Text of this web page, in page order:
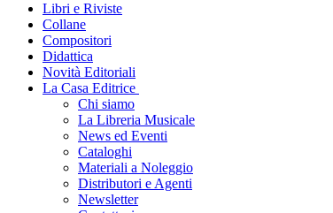
Libri e Riviste
Collane
Compositori
Didattica
Novità Editoriali
La Casa Editrice
Chi siamo
La Libreria Musicale
News ed Eventi
Cataloghi
Materiali a Noleggio
Distributori e Agenti
Newsletter